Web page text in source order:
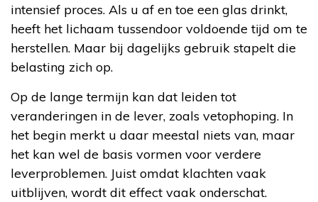
intensief proces. Als u af en toe een glas drinkt,
heeft het lichaam tussendoor voldoende tijd om te
herstellen. Maar bij dagelijks gebruik stapelt die
belasting zich op.
Op de lange termijn kan dat leiden tot
veranderingen in de lever, zoals vetophoping. In
het begin merkt u daar meestal niets van, maar
het kan wel de basis vormen voor verdere
leverproblemen. Juist omdat klachten vaak
uitblijven, wordt dit effect vaak onderschat.